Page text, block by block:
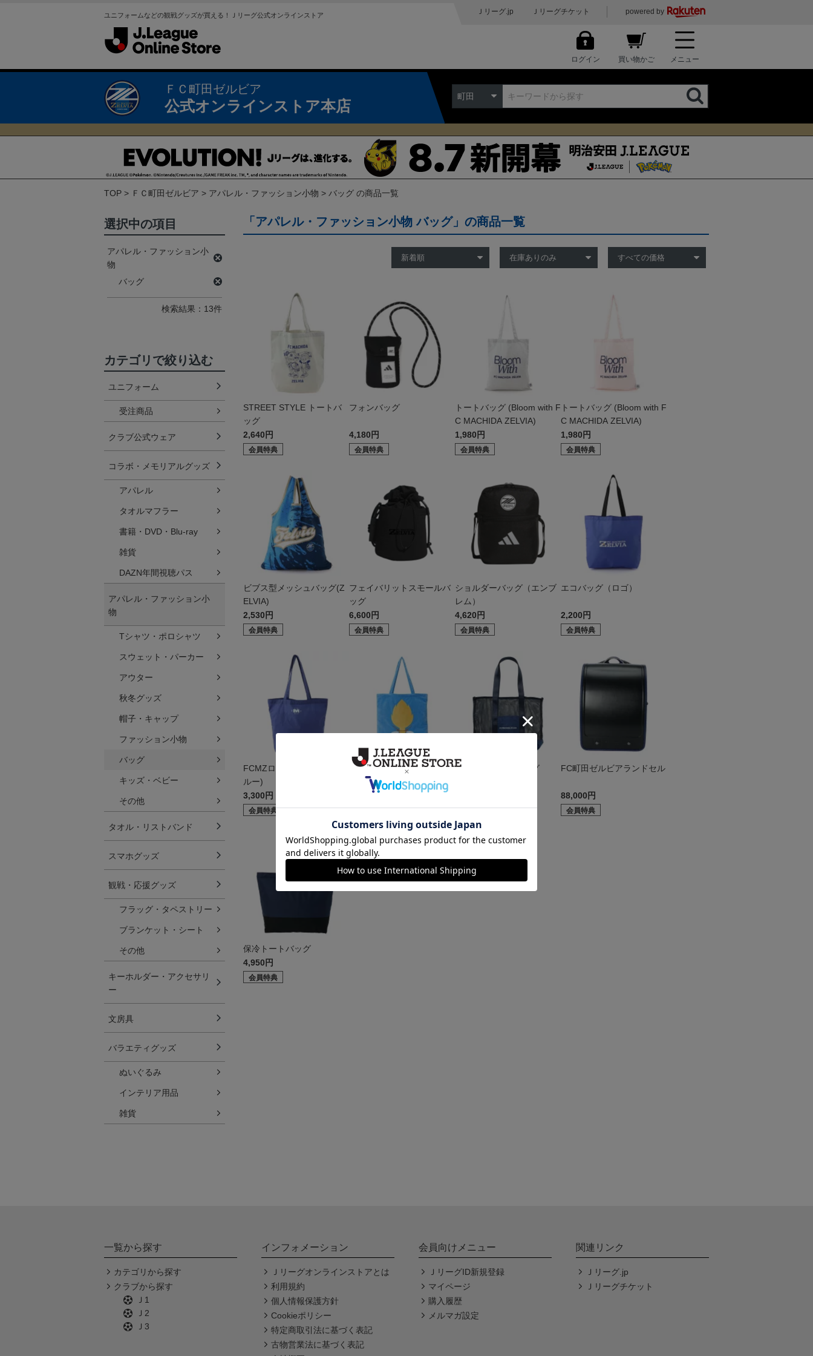
ユニフォームなどの観戦グッズが買える！Ｊリーグ公式オンラインストア Ｊリーグ.jp Ｊリーグチケット powered by
ログイン 買い物かご メニュー
ＦＣ町田ゼルビア
公式オンラインストア本店
町田
TOP ＦＣ町田ゼルビア アパレル・ファッション小物 バッグ の商品一覧
「アパレル・ファッション小物 バッグ」の商品一覧
STREET STYLE トートバ
ッグ
2,640円
会員特典
フォンバッグ
4,180円
会員特典
トートバッグ (Bloom with F
C MACHIDA ZELVIA)
1,980円
会員特典
トートバッグ (Bloom with F
C MACHIDA ZELVIA)
1,980円
会員特典
ビブス型メッシュバッグ(Z
ELVIA)
2,530円
会員特典
フェイバリットスモールバ
ッグ
6,600円
会員特典
ショルダーバッグ（エンブ
レム）
4,620円
会員特典
エコバッグ（ロゴ）
2,200円
会員特典
FCMZロゴ トートバッグ(ブ
ルー)
3,300円
会員特典
ちびゼルビーぬいぐるみ風
トートバッグ
4,840円
会員特典
メッシュトートバッグ
会員特典
FC町田ゼルビアランドセル
88,000円
会員特典
保冷トートバッグ
4,950円
会員特典
選択中の項目
アパレル・ファッション小
物
バッグ
検索結果：13件
カテゴリで絞り込む
ユニフォーム
受注商品
クラブ公式ウェア
コラボ・メモリアルグッズ
アパレル
タオルマフラー
書籍・DVD・Blu-ray
雑貨
DAZN年間視聴パス
アパレル・ファッション小
物
Tシャツ・ポロシャツ
スウェット・パーカー
アウター
秋冬グッズ
帽子・キャップ
ファッション小物
バッグ
キッズ・ベビー
その他
タオル・リストバンド
スマホグッズ
観戦・応援グッズ
フラッグ・タペストリー
ブランケット・シート
その他
キーホルダー・アクセサリ
ー
文房具
バラエティグッズ
ぬいぐるみ
インテリア用品
雑貨
一覧から探す
カテゴリから探す
クラブから探す
Ｊ1
Ｊ2
Ｊ3
インフォメーション
Ｊリーグオンラインストアとは
利用規約
個人情報保護方針
Cookieポリシー
特定商取引法に基づく表記
古物営業法に基づく表記
会員向けメニュー
ＪリーグID新規登録
マイページ
購入履歴
メルマガ設定
関連リンク
Ｊリーグ.jp
Ｊリーグチケット